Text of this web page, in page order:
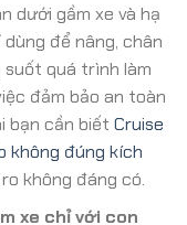
dưới gầm xe và hạ
để nâng, chân
quá trình làm
đảm bảo an toàn
bạn cần biết Cruise
không đúng kích
không đáng có.
xe chỉ với con